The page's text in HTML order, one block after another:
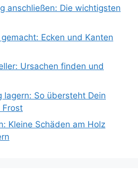
anschließen: Die wichtigsten
Ecken und Kanten
Ursachen finden und
lagern: So übersteht Dein
Frost
Kleine Schäden am Holz